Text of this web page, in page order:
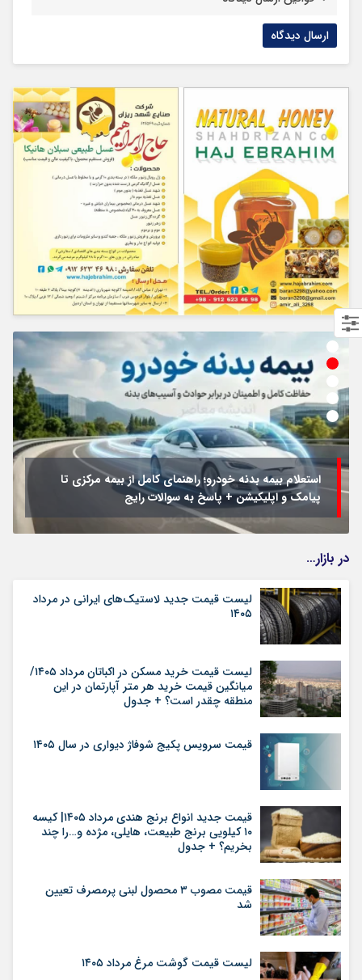
استعلام بیمه بدنه خودرو؛ راهنمای کامل از بیمه مرکزی تا
پیامک و اپلیکیشن + پاسخ به سوالات رایج
در بازار…
لیست قیمت جدید لاستیک‌های ایرانی در مرداد
۱۴۰۵
لیست قیمت خرید مسکن در اکباتان مرداد ۱۴۰۵/
میانگین قیمت خرید هر متر آپارتمان در این
منطقه چقدر است؟ + جدول
قیمت سرویس پکیج شوفاژ دیواری در سال ۱۴۰۵
قیمت جدید انواع برنج هندی مرداد ۱۴۰۵| کیسه
۱۰ کیلویی برنج طبیعت، هایلی، مژده و…را چند
بخریم؟ + جدول
قیمت مصوب ۳ محصول لبنی پرمصرف تعیین
شد
لیست قیمت گوشت مرغ مرداد ۱۴۰۵